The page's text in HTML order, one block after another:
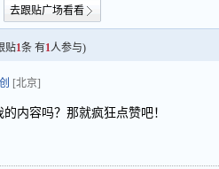
去跟贴广场看看
贴1条 有1人参与)
[北京]
的内容吗？那就疯狂点赞吧！